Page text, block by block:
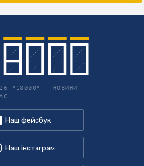
"18000" – НОВИНИ
Наш фейсбук
Наш інстаграм